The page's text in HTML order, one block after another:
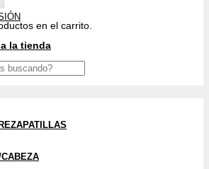
en el carrito.
la tienda